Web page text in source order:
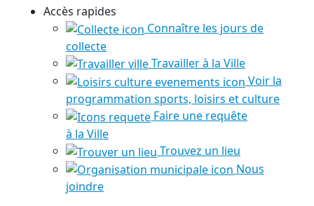
Accès rapides
Connaître les jours de
collecte
Travailler à la Ville
Voir la
programmation sports, loisirs et culture
Faire une requête
à la Ville
Trouvez un lieu
Nous
joindre